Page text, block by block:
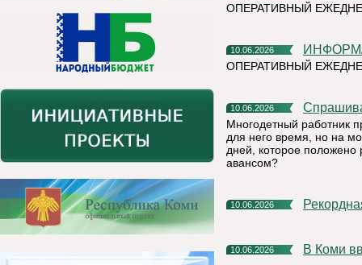
ОПЕРАТИВНЫЙ
10.06.2026
ОПЕРАТИВНЫЙ
10.06.2026
Многодетный работник
для него время, но на
дней, которое положено
авансом?
10.06.2026
10.06.2026 В Коми